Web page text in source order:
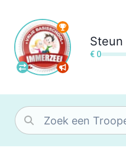
Steun
€ 0